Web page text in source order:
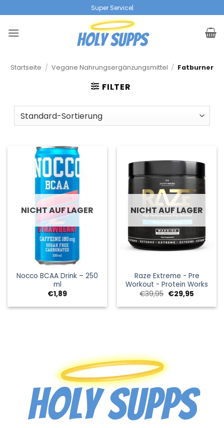
Inhalt
springen
Super Service|
Startseite / Vegane Nahrungsergänzungsmittel / Fatburner
FILTER
NICHT AUF LAGER
Nocco BCAA Drink – 250
ml
€1,89
NICHT AUF LAGER
Raze Extreme - Pre
Workout - Protein Works
€39,95 Ursprünglicher
Preis
war:
€29,95Aktueller
ist: